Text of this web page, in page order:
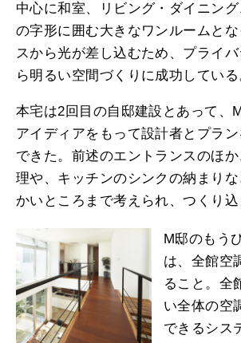
中心に和室、リビング・ダイニン
の字形に囲む大きなワンルームと
スから光が差し込むため、プライ
ら明るい空間づくりに成功している
本宅は2回目の自邸建設とあって、
アイディアをもって設計者とプラ
できた。前述のエントランスのほ
理や、キッチンのシンクの納まり
かいところまで考えられ、つくり込
M邸のもう
は、全館空
ること。全
い全体の空
できるシス